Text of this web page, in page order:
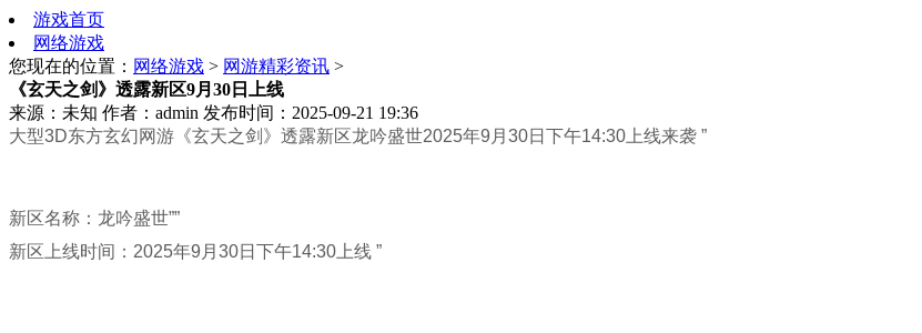
游戏首页
网络游戏
您现在的位置： 网络游戏 > 网游精彩资讯 >
《玄天之剑》透露新区9月30日上线
来源：未知 作者：admin 发布时间：2025-09-21 19:36
大型3D东方玄幻网游《玄天之剑》透露新区龙吟盛世2025年9月30日下午14:30上线来袭 ”
新区名称：龙吟盛世””
新区上线时间：2025年9月30日下午14:30上线 ”